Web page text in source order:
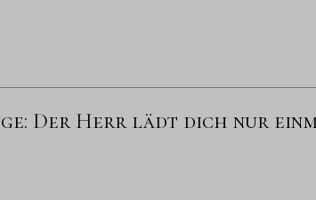
Der Herr lädt dich nur